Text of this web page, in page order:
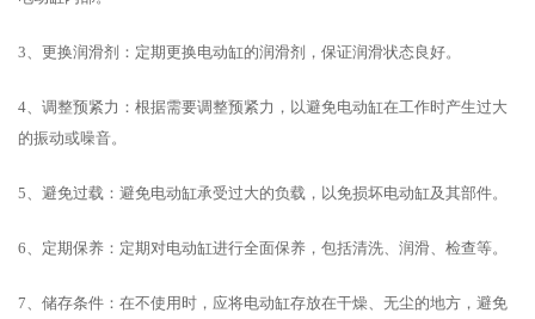
3、更换润滑剂：定期更换电动缸的润滑剂，保证润滑状态良好。
4、调整预紧力：根据需要调整预紧力，以避免电动缸在工作时产生过大
的振动或噪音。
5、避免过载：避免电动缸承受过大的负载，以免损坏电动缸及其部件。
6、定期保养：定期对电动缸进行全面保养，包括清洗、润滑、检查等。
7、储存条件：在不使用时，应将电动缸存放在干燥、无尘的地方，避免